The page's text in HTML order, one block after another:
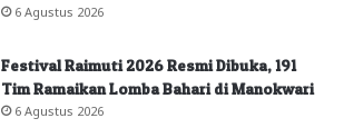
6 Agustus 2026
Festival Raimuti 2026 Resmi Dibuka, 191
Tim Ramaikan Lomba Bahari di Manokwari
6 Agustus 2026